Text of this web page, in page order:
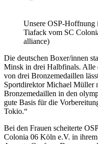
Unsere OSP-
Tiafack vom SC
alliance)
Die deutschen Boxer/innen
Minsk in drei Halbfinals. Alle
von drei Bronzemedaillen
Sportdirektor Michael Müller
Bronzemedaillen in den
gute Basis für die
Tokio.“
Bei den Frauen scheiterte
Colonia 06 Köln e.V. in